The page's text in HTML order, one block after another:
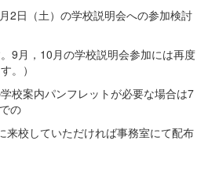
2日（土）の学校説明会への参加検討
。9月，10月の学校説明会参加には再度
。）
校案内パンフレットが必要な場合は7
の
来校していただければ事務室にて配布